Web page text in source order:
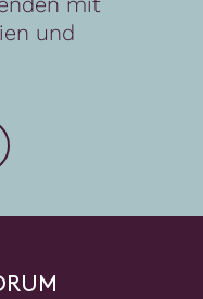
und